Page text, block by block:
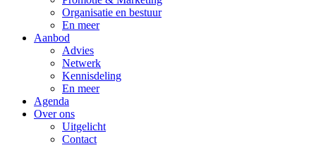
Organisatie en bestuur
En meer
Aanbod
Advies
Netwerk
Kennisdeling
En meer
Agenda
Over ons
Uitgelicht
Contact